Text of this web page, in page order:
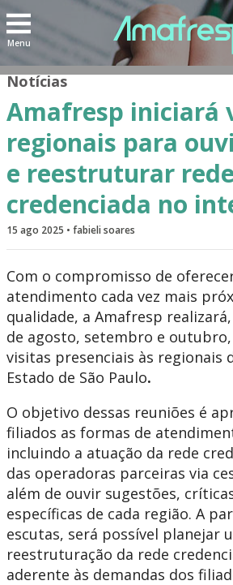
Menu
Notícias
Amafresp iniciará
regionais para
e reestruturar rede
credenciada no
15 ago 2025 • fabieli soares
Com o compromisso de
atendimento cada vez mais
qualidade, a Amafresp
de agosto, setembro e
visitas presenciais às regionais
Estado de São Paulo.
O objetivo dessas reuniões é
filiados as formas de
incluindo a atuação da rede
das operadoras parceiras via
além de ouvir sugestões,
específicas de cada região. A
escutas, será possível planejar
reestruturação da rede
aderente às demandas dos